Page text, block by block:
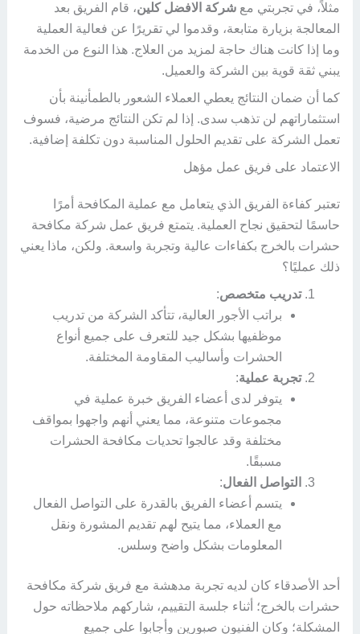
مثلاً، في تجربتي مع شركة الافضل كلين، قام الفريق بعد
المعالجة بزيارة متابعة، وقدموا لي تقريرًا عن فعالية العملية
وما إذا كانت هناك حاجة لمزيد من العلاج. هذا النوع من الخدمة
يبني ثقة قوية بين الشركة والعميل.
كما أن ضمان النتائج يعطي العملاء الشعور بالطمأنينة بأن
استثماراتهم لن تذهب سدى. إذا لم تكن النتائج مرضية، فسوف
تعمل الشركة على تقديم الحلول المناسبة دون تكلفة إضافية.
الاعتماد على فريق عمل مؤهل
تعتبر كفاءة الفريق الذي يتعامل مع عملية المكافحة أمرًا
حاسمًا لتحقيق نجاح العملية. يتمتع فريق عمل شركة مكافحة
حشرات بالخرج بكفاءات عالية وتجربة واسعة. ولكن، ماذا يعني
ذلك عمليًا؟
تدريب متخصص:
براتب الأجور العالية، تتأكد الشركة من تدريب
موظفيها بشكل جيد للتعرف على جميع أنواع
الحشرات وأساليب المقاومة المختلفة.
تجربة عملية:
يتوفر لدى أعضاء الفريق خبرة عملية في
مجموعات متنوعة، مما يعني أنهم واجهوا بمواقف
مختلفة وقد عالجوا تحديات مكافحة الحشرات
مسبقًا.
التواصل الفعال:
يتسم أعضاء الفريق بالقدرة على التواصل الفعال
مع العملاء، مما يتيح لهم تقديم المشورة ونقل
المعلومات بشكل واضح وسلس.
أحد الأصدقاء كان لديه تجربة مدهشة مع فريق شركة مكافحة
حشرات بالخرج؛ أثناء جلسة التقييم، شاركهم ملاحظاته حول
المشكلة؛ وكان الفنيون صبورين وأجابوا على جميع